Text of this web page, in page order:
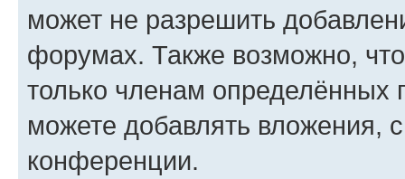
может не разрешить
форумах. Также возможно,
только членам определённых
можете добавлять вложения,
конференции.